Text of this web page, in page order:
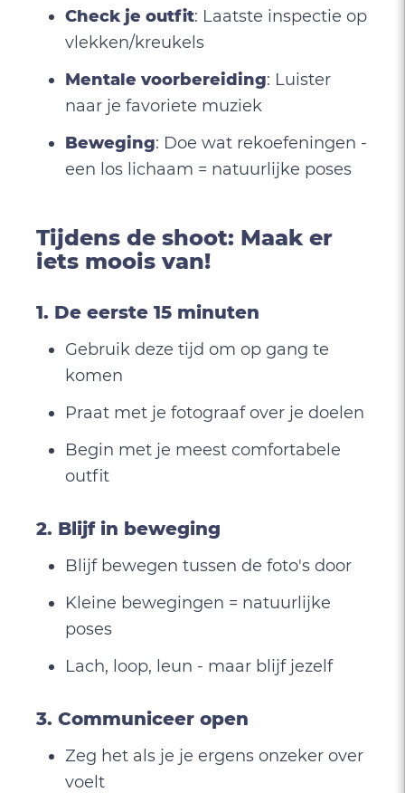
Check je outfit: Laatste inspectie op
vlekken/kreukels
Mentale voorbereiding: Luister
naar je favoriete muziek
Beweging: Doe wat rekoefeningen -
een los lichaam = natuurlijke poses
Tijdens de shoot: Maak er
iets moois van!
1. De eerste 15 minuten
Gebruik deze tijd om op gang te
komen
Praat met je fotograaf over je doelen
Begin met je meest comfortabele
outfit
2. Blijf in beweging
Blijf bewegen tussen de foto's door
Kleine bewegingen = natuurlijke
poses
Lach, loop, leun - maar blijf jezelf
3. Communiceer open
Zeg het als je je ergens onzeker over
voelt